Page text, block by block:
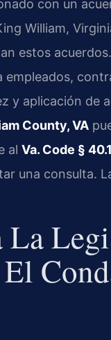
con un
William,
estos
empleados,
y aplicación de
County, VA
al Va. Code §
una consulta.